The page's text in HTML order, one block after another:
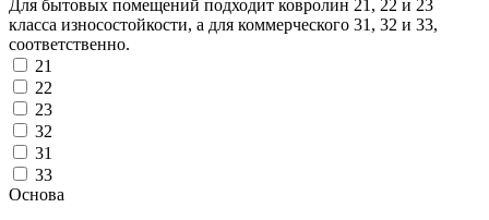
Для бытовых помещений подходит ковролин 21, 22 и 23
класса износостойкости, а для коммерческого 31, 32 и 33,
соответственно.
21
22
23
32
31
33
Основа